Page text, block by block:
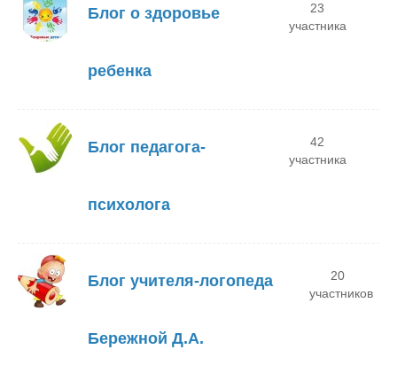
Блог о здоровье
ребенка
23
участника
Блог педагога-
психолога
42
участника
Блог учителя-логопеда
Бережной Д.А.
20
участников